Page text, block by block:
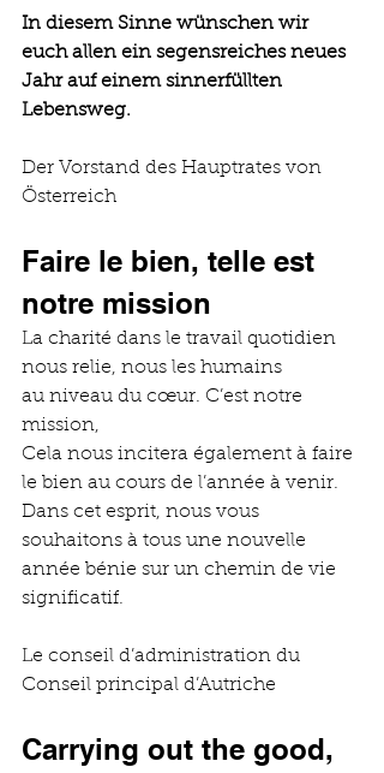
In diesem Sinne wünschen wir
euch allen ein segensreiches neues
Jahr auf einem sinnerfüllten
Lebensweg.
Der Vorstand des Hauptrates von
Österreich
Faire le bien, telle est
notre mission
La charité dans le travail quotidien
nous relie, nous les humains
au niveau du cœur. C’est notre
mission,
Cela nous incitera également à faire
le bien au cours de l’année à venir.
Dans cet esprit, nous vous
souhaitons à tous une nouvelle
année bénie sur un chemin de vie
significatif.
Le conseil d’administration du
Conseil principal d’Autriche
Carrying out the good,